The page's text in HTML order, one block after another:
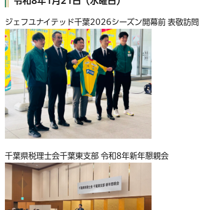
ジェフユナイテッド千葉2026シーズン開幕前 表敬訪問
千葉県税理士会千葉東支部 令和8年新年懇親会